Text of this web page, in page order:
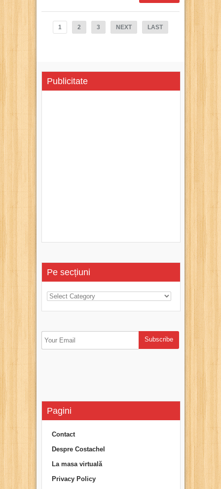
1 2 3 NEXT LAST
Publicitate
Pe secțiuni
Pagini
Contact
Despre Costachel
La masa virtuală
Privacy Policy